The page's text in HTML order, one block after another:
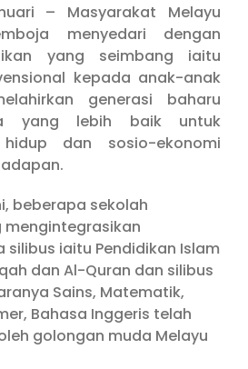
– Masyarakat Melayu
menyedari dengan
yang seimbang iaitu
kepada anak-anak
generasi baharu
yang lebih baik untuk
dan sosio-ekonomi
beberapa sekolah
mengintegrasikan
iaitu Pendidikan Islam
dan Al-Quran dan silibus
Sains, Matematik,
Bahasa Inggeris telah
golongan muda Melayu